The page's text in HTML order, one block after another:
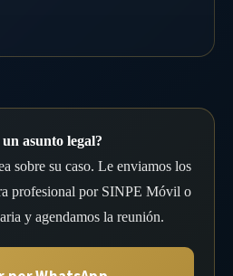
asunto legal?
sobre su caso. Le enviamos los
profesional por SINPE Móvil o
y agendamos la reunión.